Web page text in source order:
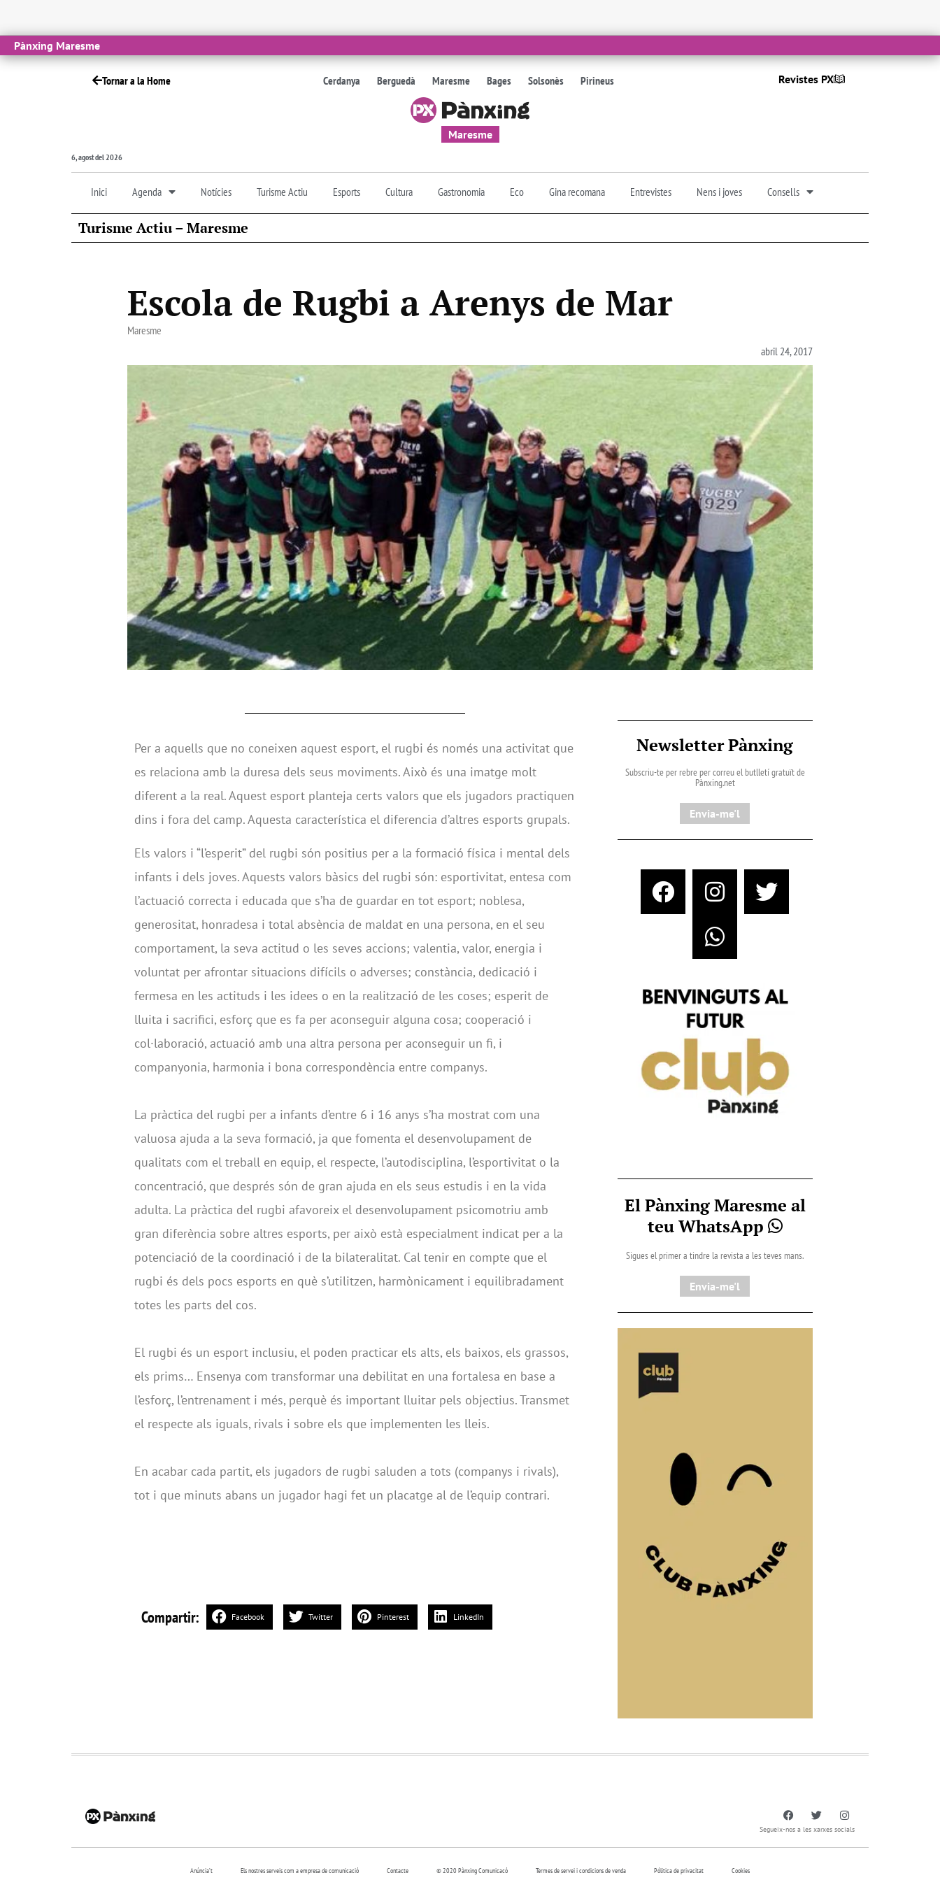
Pànxing Maresme
Tornar a la Home Cerdanya Berguedà Maresme Bages Solsonès Pirineus Revistes PX
Maresme
6, agost del 2026
Inici Agenda Notícies Turisme Actiu Esports Cultura Gastronomia Eco Gina recomana Entrevistes Nens i joves Consells
Turisme Actiu – Maresme
Escola de Rugbi a Arenys de Mar
Maresme
abril 24, 2017
Per a aquells que no coneixen aquest esport, el rugbi és només una activitat que
es relaciona amb la duresa dels seus moviments. Això és una imatge molt
diferent a la real. Aquest esport planteja certs valors que els jugadors practiquen
dins i fora del camp. Aquesta característica el diferencia d’altres esports grupals.
Els valors i “l’esperit” del rugbi són positius per a la formació física i mental dels
infants i dels joves. Aquests valors bàsics del rugbi són: esportivitat, entesa com
l’actuació correcta i educada que s’ha de guardar en tot esport; noblesa,
generositat, honradesa i total absència de maldat en una persona, en el seu
comportament, la seva actitud o les seves accions; valentia, valor, energia i
voluntat per afrontar situacions difícils o adverses; constància, dedicació i
fermesa en les actituds i les idees o en la realització de les coses; esperit de
lluita i sacrifici, esforç que es fa per aconseguir alguna cosa; cooperació i
col·laboració, actuació amb una altra persona per aconseguir un fi, i
companyonia, harmonia i bona correspondència entre companys.
La pràctica del rugbi per a infants d’entre 6 i 16 anys s’ha mostrat com una
valuosa ajuda a la seva formació, ja que fomenta el desenvolupament de
qualitats com el treball en equip, el respecte, l’autodisciplina, l’esportivitat o la
concentració, que després són de gran ajuda en els seus estudis i en la vida
adulta. La pràctica del rugbi afavoreix el desenvolupament psicomotriu amb
gran diferència sobre altres esports, per això està especialment indicat per a la
potenciació de la coordinació i de la bilateralitat. Cal tenir en compte que el
rugbi és dels pocs esports en què s’utilitzen, harmònicament i equilibradament
totes les parts del cos.
El rugbi és un esport inclusiu, el poden practicar els alts, els baixos, els grassos,
els prims… Ensenya com transformar una debilitat en una fortalesa en base a
l’esforç, l’entrenament i més, perquè és important lluitar pels objectius. Transmet
el respecte als iguals, rivals i sobre els que implementen les lleis.
En acabar cada partit, els jugadors de rugbi saluden a tots (companys i rivals),
tot i que minuts abans un jugador hagi fet un placatge al de l’equip contrari.
Compartir: Facebook Twitter Pinterest LinkedIn
Newsletter Pànxing
Subscriu-te per rebre per correu el butlletí gratuït de
Pànxing.net​
Envia-me'l
El Pànxing Maresme al
teu WhatsApp
Sigues el primer a tindre la revista a les teves mans.
Envia-me'l
Segueix-nos a les xarxes socials
Anúncia’t Els nostres serveis com a empresa de comunicació Contacte © 2020 Pànxing Comunicacó Termes de servei i condicions de venda Pólitica de privacitat Cookies